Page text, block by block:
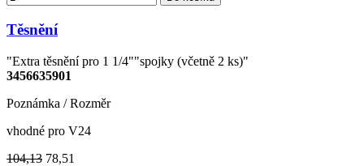
Těsnění
"Extra těsnění pro 1 1/4""spojky (včetně 2 ks)"
3456635901
Poznámka / Rozměr
vhodné pro V24
104,13 78,51